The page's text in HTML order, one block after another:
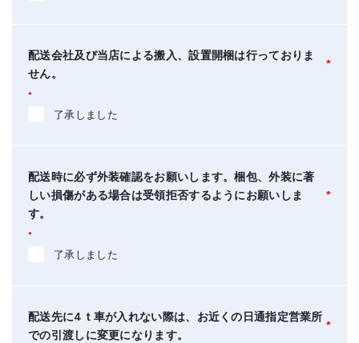
配送会社及び当店による搬入、設置開梱は行っておりま
せん。
*
*
了承しました
配送時に必ず外装確認をお願いします。梱包、外装に著
しい損傷がある場合は受領拒否するようにお願いしま
す。
*
*
了承しました
配送先に4ｔ車が入れない際は、お近くの日通指定営業所
での引渡しに変更になります。
*